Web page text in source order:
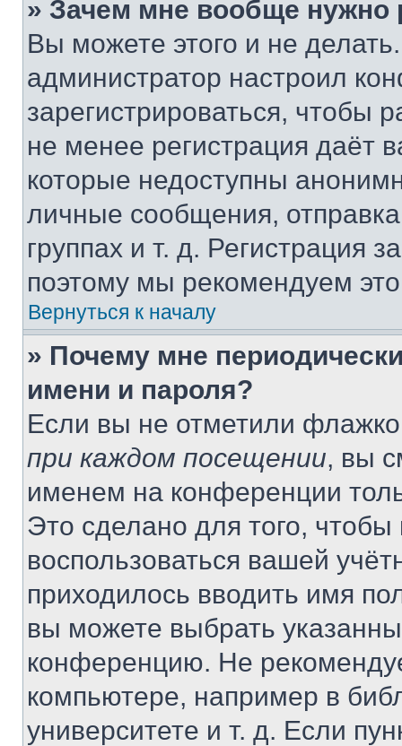
» Зачем мне вообще нужно
Вы можете этого и не
администратор настроил
зарегистрироваться, чтобы
не менее регистрация даёт
которые недоступны
личные сообщения,
группах и т. д. Регистрация
поэтому мы рекомендуем
Вернуться к началу
» Почему мне
имени и пароля?
Если вы не отметили
при каждом посещении, вы
именем на конференции
Это сделано для того, чтобы
воспользоваться вашей
приходилось вводить имя
вы можете выбрать
конференцию. Не
компьютере, например в
университете и т. д. Если